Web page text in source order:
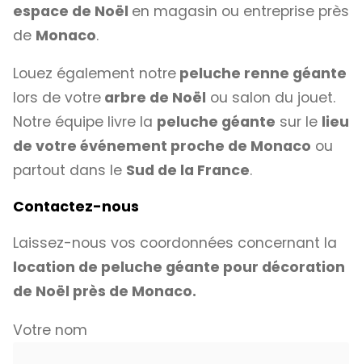
espace de Noël en magasin ou entreprise près
de Monaco.
Louez également notre peluche renne géante
lors de votre arbre de Noël ou salon du jouet.
Notre équipe livre la peluche géante sur le lieu
de votre événement proche de Monaco ou
partout dans le Sud de la France.
Contactez-nous
Laissez-nous vos coordonnées concernant la
location de peluche géante pour décoration
de Noël près de Monaco.
Votre nom